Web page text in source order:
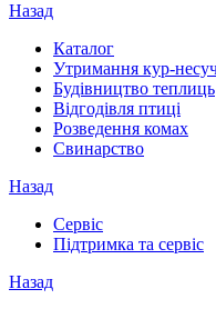
Назад
Каталог
Утримання кур-
Будівництво теплиць
Відгодівля птиці
Розведення комах
Свинарство
Назад
Сервіс
Підтримка та сервіс
Назад